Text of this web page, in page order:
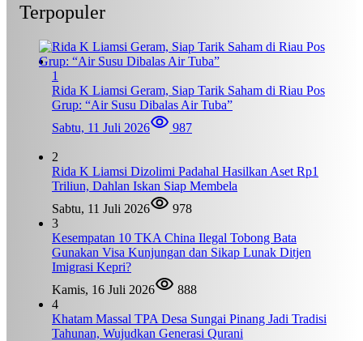
Terpopuler
1
Rida K Liamsi Geram, Siap Tarik Saham di Riau Pos
Grup: “Air Susu Dibalas Air Tuba”
Sabtu, 11 Juli 2026
987
2
Rida K Liamsi Dizolimi Padahal Hasilkan Aset Rp1
Triliun, Dahlan Iskan Siap Membela
Sabtu, 11 Juli 2026
978
3
Kesempatan 10 TKA China Ilegal Tobong Bata
Gunakan Visa Kunjungan dan Sikap Lunak Ditjen
Imigrasi Kepri?
Kamis, 16 Juli 2026
888
4
Khatam Massal TPA Desa Sungai Pinang Jadi Tradisi
Tahunan, Wujudkan Generasi Qurani